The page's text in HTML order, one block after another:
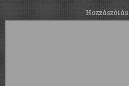
Hozzászólás